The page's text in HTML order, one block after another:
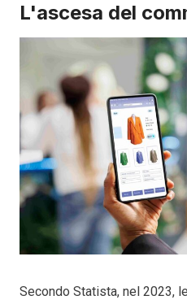
L'ascesa del
Secondo Statista, nel 2023,